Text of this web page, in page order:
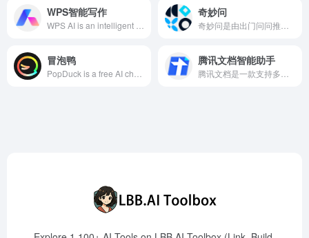
WPS智能写作 奇妙问
冒泡鸭 腾讯文档智能助手